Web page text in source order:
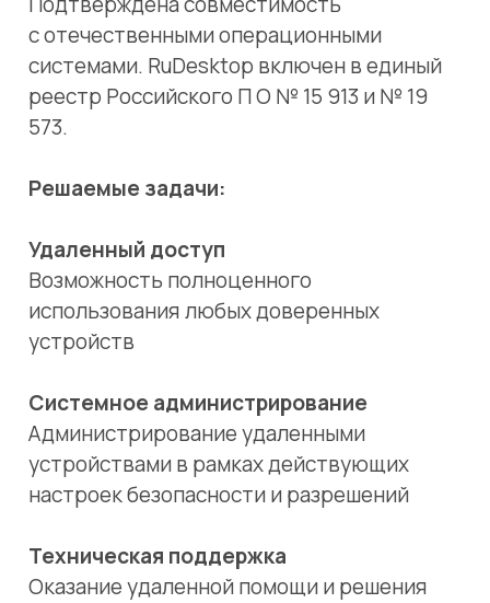
Удаленный доступ
Возможность полноценного
использования любых доверенных
устройств
Системное администрирование
устройствами в рамках действующих
Техническая поддержка
Оказание удаленной помощи и решения
технических проблем
Дистанционное использование программ
и файлов удаленного устройства
Управление конфигурациями устройств
Управление через единый интуитивно
использования командной строки